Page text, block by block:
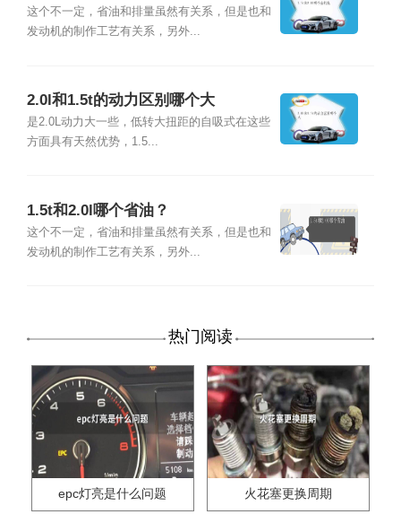
这个不一定，省油和排量虽然有关系，但是也和
发动机的制作工艺有关系，另外...
2.0l和1.5t的动力区别哪个大
是2.0L动力大一些，低转大扭距的自吸式在这些
方面具有天然优势，1.5...
1.5t和2.0l哪个省油？
这个不一定，省油和排量虽然有关系，但是也和
发动机的制作工艺有关系，另外...
热门阅读
epc灯亮是什么问题 火花塞更换周期